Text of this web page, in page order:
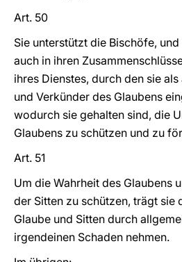
Art. 50
Sie unterstützt die Bischöfe,
auch in ihren
ihres Dienstes, durch den sie
und Verkünder des Glaubens
wodurch sie gehalten sind, die
Glaubens zu schützen und zu
Art. 51
Um die Wahrheit des Glaubens
der Sitten zu schützen, trägt sie
Glaube und Sitten durch
irgendeinen Schaden nehmen.